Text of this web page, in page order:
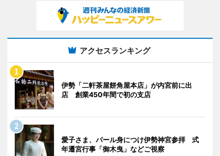
アクセスランキング
伊勢「二軒茶屋餅角屋本店」が内宮前に出
店 創業450年間で初の支店
愛子さま、パール身につけ伊勢神宮参拝 式
年遷宮行事「御木曳」などご視察